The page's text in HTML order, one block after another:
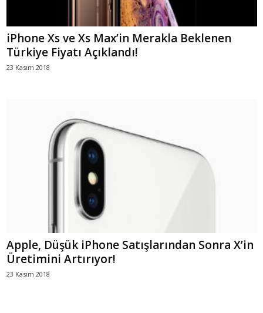
iPhone Xs ve Xs Max’in Merakla Beklenen
Türkiye Fiyatı Açıklandı!
23 Kasım 2018
Apple, Düşük iPhone Satışlarından Sonra X’in
Üretimini Artırıyor!
23 Kasım 2018